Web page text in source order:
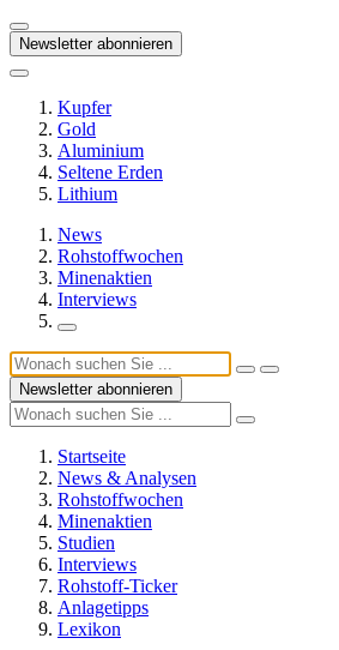
Newsletter abonnieren
Kupfer
Gold
Aluminium
Seltene Erden
Lithium
News
Rohstoffwochen
Minenaktien
Interviews
Newsletter abonnieren
Startseite
News & Analysen
Rohstoffwochen
Minenaktien
Studien
Interviews
Rohstoff-Ticker
Anlagetipps
Lexikon